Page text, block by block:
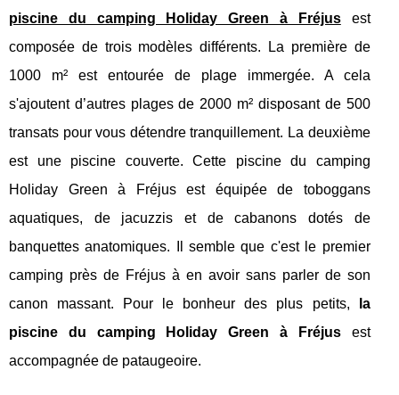
piscine du camping Holiday Green à Fréjusest
composée de trois modèles différents. La première de
1000 m² est entourée de plage immergée. A cela
s'ajoutent d’autres plages de 2000 m² disposant de 500
transats pour vous détendre tranquillement. La deuxième
est une piscine couverte. Cette piscine du camping
Holiday Green à Fréjus est équipée de toboggans
aquatiques, de jacuzzis et de cabanons dotés de
banquettes anatomiques. Il semble que c'est le premier
camping près de Fréjus à en avoir sans parler de son
canon massant. Pour le bonheur des plus petits,
la
piscine du camping Holiday Green à Fréjusest
accompagnée de pataugeoire.